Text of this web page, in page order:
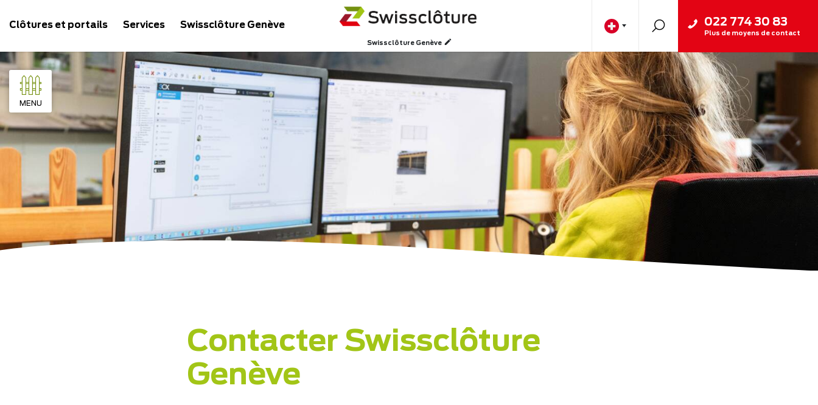
Clôtures et portails Services Swissclôture Genève
Swissclôture Genève
022 774 30 83
Plus de moyens de contact
MENU
Contacter Swissclôture
Genève